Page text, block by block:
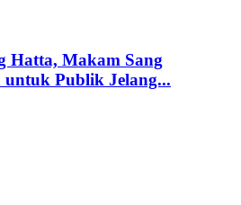
Hatta, Makam Sang
Publik Jelang...